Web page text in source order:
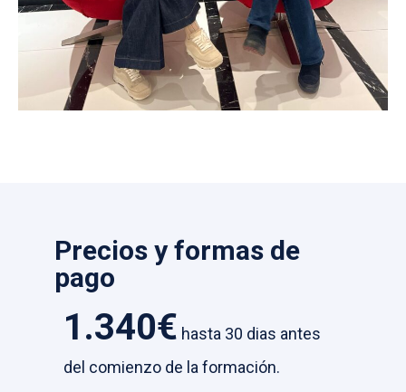
Precios y formas de
pago
1.340€ hasta 30 dias antes
del comienzo de la formación.